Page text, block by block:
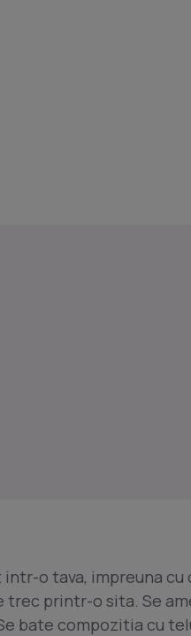
o tava, impreuna cu
trec printr-o sita. Se
bate compozitia cu